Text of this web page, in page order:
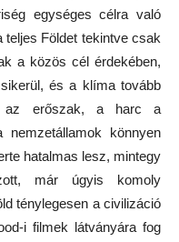
egységes célra való
Földet tekintve csak
a közös cél érdekében,
és a klíma tovább
az erőszak, a harc a
könnyen
hatalmas lesz, mintegy
már úgyis komoly
ténylegesen a civilizáció
i filmek látványára fog